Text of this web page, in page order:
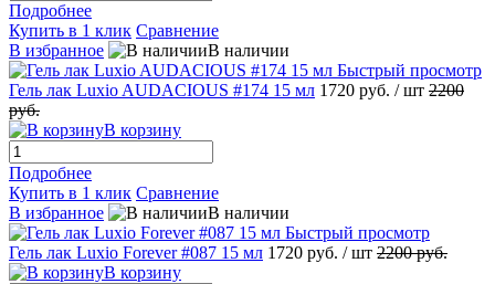
Подробнее
Купить в 1 клик Сравнение
В избранное
В наличии
Быстрый просмотр
Гель лак Luxio AUDACIOUS #174 15 мл 1720 руб. / шт 2200
руб.
В корзину
Подробнее
Купить в 1 клик Сравнение
В избранное
В наличии
Быстрый просмотр
Гель лак Luxio Forever #087 15 мл 1720 руб. / шт 2200 руб.
В корзину